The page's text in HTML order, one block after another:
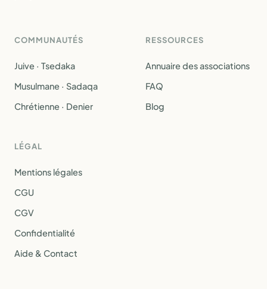
COMMUNAUTÉS
Juive · Tsedaka
Musulmane · Sadaqa
Chrétienne · Denier
RESSOURCES
Annuaire des associations
FAQ
Blog
LÉGAL
Mentions légales
CGU
CGV
Confidentialité
Aide & Contact